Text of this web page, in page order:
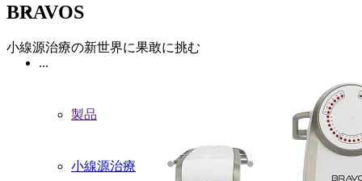
...
製品
小線源治療
BRAVOS
小線源治療の新世界に果敢に挑む